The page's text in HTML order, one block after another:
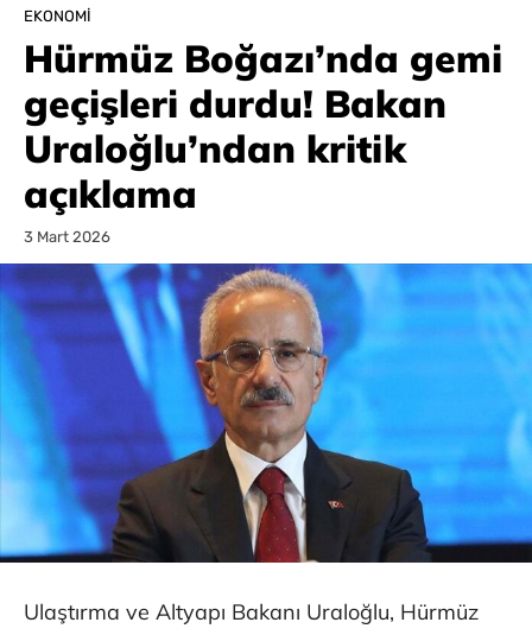
EKONOMI
Hürmüz Boğazı’nda gemi
geçişleri durdu! Bakan
Uraloğlu’ndan kritik
açıklama
3 Mart 2026
Ulaştırma ve Altyapı Bakanı Uraloğlu, Hürmüz